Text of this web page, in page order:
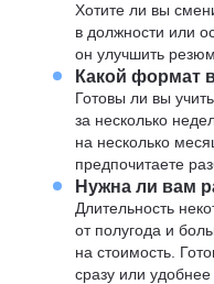
Хотите ли вы
в должности или
он улучшить
Какой формат
Готовы ли вы
за несколько
на несколько
предпочитаете
Нужна ли вам
Длительность
от полугода и
на стоимость.
сразу или